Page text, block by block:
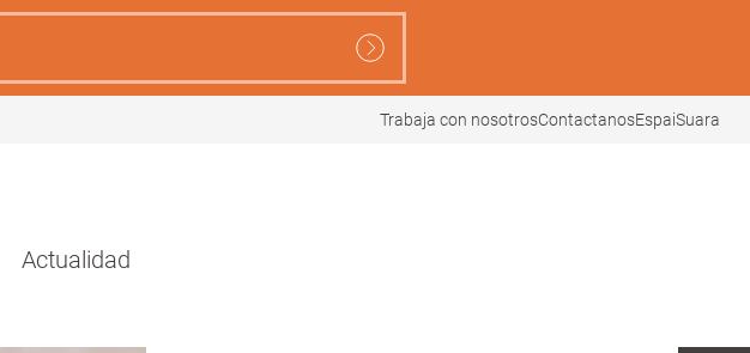
Trabaja con nosotrosContactanosEspaiSuara
Actualidad